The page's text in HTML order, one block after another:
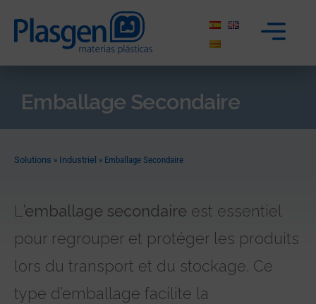
Emballage Secondaire
Solutions » Industriel » Emballage Secondaire
L ’emballage secondaire est essentiel
pour regrouper et protéger les produits
lors du transport et du stockage. Ce
type d’emballage facilite la